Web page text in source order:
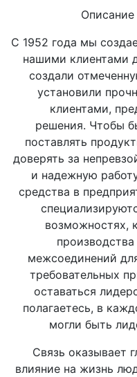
С 1952 года мы
нашими клиентами
создали
установили
клиентами,
решения. Чтобы
поставлять
доверять за
и надежную
средства в
возможностях,
межсоединений
требовательных
оставаться
полагаетесь, в
могли быть
Связь оказывает
влияние на жизнь